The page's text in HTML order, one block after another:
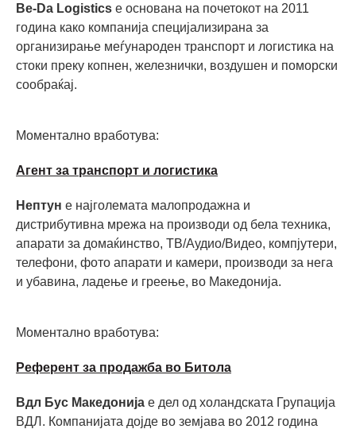
Be-Da Logistics е основана на почетокот на 2011
година како компанија специјализирана за
организирање меѓународен транспорт и логистика на
стоки преку копнен, железнички, воздушен и поморски
сообраќај.
Моментално вработува:
Агент за транспорт и логистика
Нептун е најголемата малопродажна и
дистрибутивна мрежа на производи од бела техника,
апарати за домаќинство, ТВ/Аудио/Видео, компјутери,
телефони, фото апарати и камери, производи за нега
и убавина, ладење и греење, во Македонијa.
Моментално вработува:
Референт за продажба во Битола
Вдл Бус Македонија е дел од холандската Групација
ВДЛ. Компанијата дојде во земјава во 2012 година